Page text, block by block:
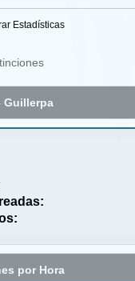
Estadísticas
Guillerpa
por Hora